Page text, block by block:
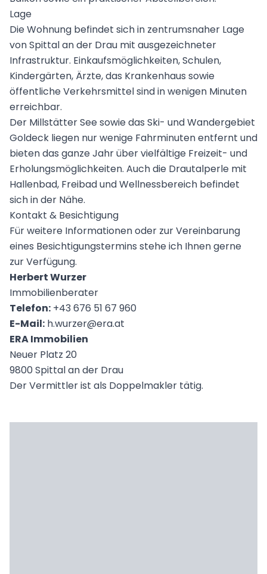
Lage
Die Wohnung befindet sich in zentrumsnaher Lage
von Spittal an der Drau mit ausgezeichneter
Infrastruktur. Einkaufsmöglichkeiten, Schulen,
Kindergärten, Ärzte, das Krankenhaus sowie
öffentliche Verkehrsmittel sind in wenigen Minuten
erreichbar.
Der Millstätter See sowie das Ski- und Wandergebiet
Goldeck liegen nur wenige Fahrminuten entfernt und
bieten das ganze Jahr über vielfältige Freizeit- und
Erholungsmöglichkeiten. Auch die Drautalperle mit
Hallenbad, Freibad und Wellnessbereich befindet
sich in der Nähe.
Kontakt & Besichtigung
Für weitere Informationen oder zur Vereinbarung
eines Besichtigungstermins stehe ich Ihnen gerne
zur Verfügung.
Herbert Wurzer
Immobilienberater
Telefon: +43 676 51 67 960
E-Mail: h.wurzer@era.at
ERA Immobilien
Neuer Platz 20
9800 Spittal an der Drau
Der Vermittler ist als Doppelmakler tätig.